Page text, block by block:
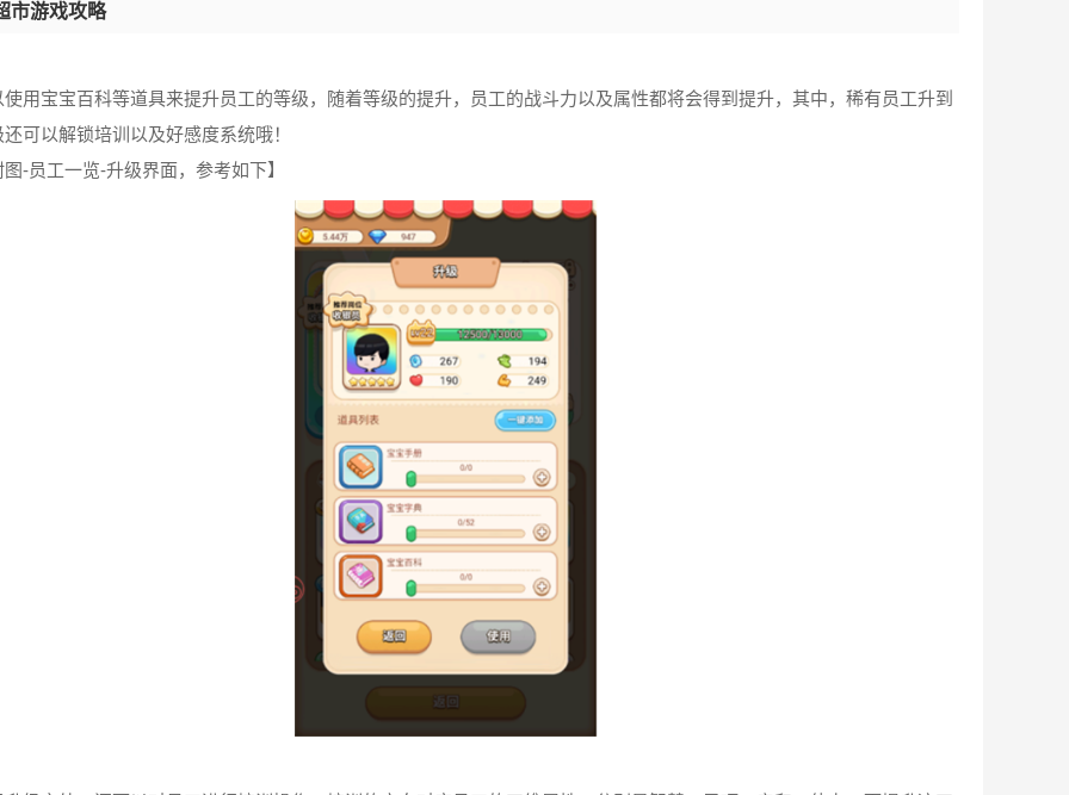
市游戏攻略
用宝宝百科等道具来提升员工的等级，随着等级的提升，员工的战斗力以及属性都将会得到提升，其中，稀有员工升到
可以解锁培训以及好感度系统哦！
-员工一览-升级界面，参考如下】